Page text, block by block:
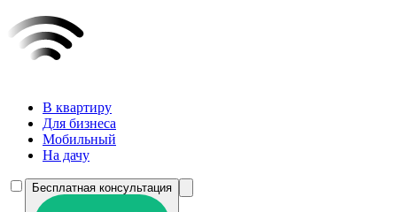
В квартиру
Для бизнеса
Мобильный
На дачу
Бесплатная консультация